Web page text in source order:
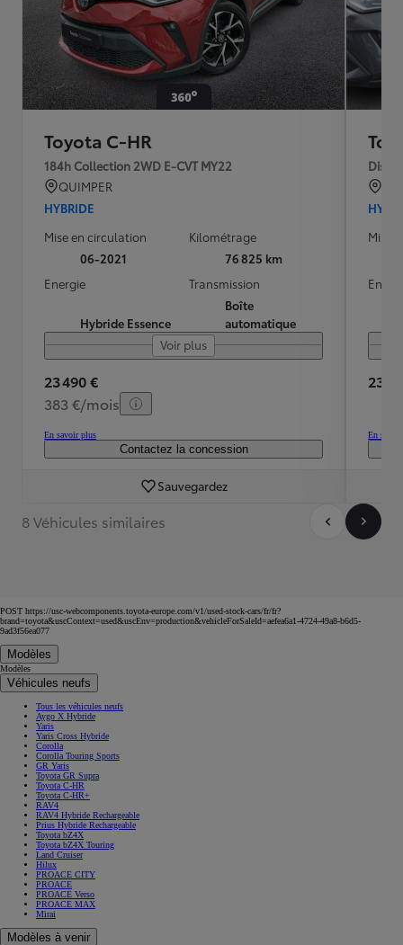
Toyota C-HR
184h Collection 2WD E-CVT MY22
QUIMPER
HYBRIDE
Mise en circulation
06-2021
Kilométrage
76 825 km
Energie
Hybride Essence
Transmission
Boîte
automatique
Voir plus
23 490 €
383 €/mois
En savoir plus
Contactez la concession
Sauvegardez
Mise
23
En
8 Véhicules similaires
POST https://usc-webcomponents.toyota-europe.com/v1/used-stock-cars/fr/fr?
brand=toyota&uscContext=used&uscEnv=production&vehicleForSaleId=aefea6a1-4724-49a8-b6d5-
9ad3f56ea077
Modèles
Modèles
Véhicules neufs
Tous les véhicules neufs
Aygo X Hybride
Yaris
Yaris Cross Hybride
Corolla
Corolla Touring Sports
GR Yaris
Toyota GR Supra
Toyota C-HR
Toyota C-HR+
RAV4
RAV4 Hybride Rechargeable
Prius Hybride Rechargeable
Toyota bZ4X
Toyota bZ4X Touring
Land Cruiser
Hilux
PROACE CITY
PROACE
PROACE Verso
PROACE MAX
Mirai
Modèles à venir